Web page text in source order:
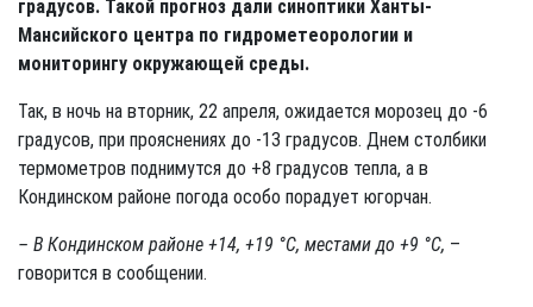
градусов. Такой прогноз дали синоптики Ханты-
Мансийского центра по гидрометеорологии и
мониторингу окружающей среды.
Так, в ночь на вторник, 22 апреля, ожидается морозец до -6
градусов, при прояснениях до -13 градусов. Днем столбики
термометров поднимутся до +8 градусов тепла, а в
Кондинском районе погода особо порадует югорчан.
– В Кондинском районе +14, +19 °С, местами до +9 °С, –
говорится в сообщении.